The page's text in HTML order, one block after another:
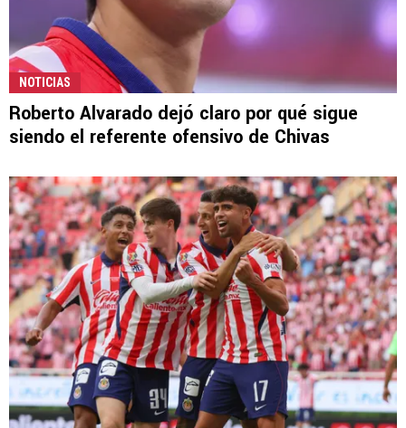
NOTICIAS
Roberto Alvarado dejó claro por qué sigue
siendo el referente ofensivo de Chivas